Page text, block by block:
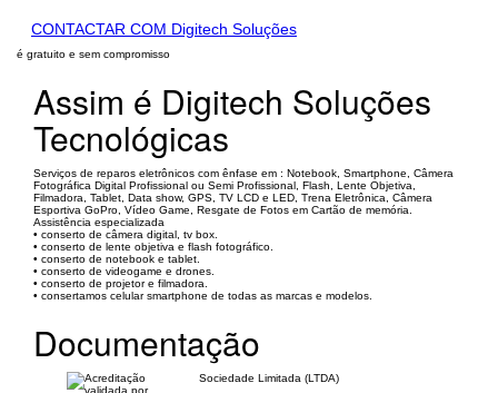
CONTACTAR COM Digitech Soluções
é gratuito e sem compromisso
Assim é Digitech Soluções
Tecnológicas
Serviços de reparos eletrônicos com ênfase em : Notebook, Smartphone, Câmera
Fotográfica Digital Profissional ou Semi Profissional, Flash, Lente Objetiva,
Filmadora, Tablet, Data show, GPS, TV LCD e LED, Trena Eletrônica, Câmera
Esportiva GoPro, Vídeo Game, Resgate de Fotos em Cartão de memória.
Assistência especializada
• conserto de câmera digital, tv box.
• conserto de lente objetiva e flash fotográfico.
• conserto de notebook e tablet.
• conserto de videogame e drones.
• conserto de projetor e filmadora.
• consertamos celular smartphone de todas as marcas e modelos.
Documentação
Sociedade Limitada (LTDA)